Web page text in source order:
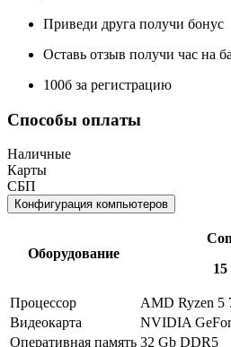
Приведи друга получи бонус
Оставь отзыв получи час на
100б за регистрацию
Способы оплаты
Наличные
Карты
СБП
Конфигурация компьютеров
Оборудование
Процессор AMD Ryzen 5
Видеокарта
NVIDIA
Оперативная память 32 Gb DDR5